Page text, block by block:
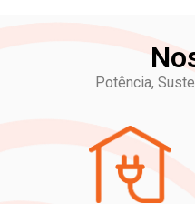
Potência,